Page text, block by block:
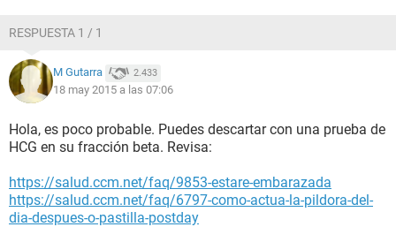
RESPUESTA 1 / 1
M Gutarra 2.433
18 may 2015 a las 07:06
Hola, es poco probable. Puedes descartar con una prueba de
HCG en su fracción beta. Revisa:
https://salud.ccm.net/faq/9853-estare-embarazada
https://salud.ccm.net/faq/6797-como-actua-la-pildora-del-
dia-despues-o-pastilla-postday